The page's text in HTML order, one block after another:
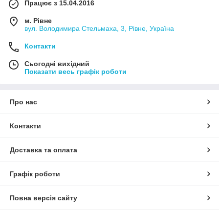
Працює з 15.04.2016
м. Рівне
вул. Володимира Стельмаха, 3, Рівне, Україна
Контакти
Сьогодні вихідний
Показати весь графік роботи
Про нас
Контакти
Доставка та оплата
Графік роботи
Повна версія сайту